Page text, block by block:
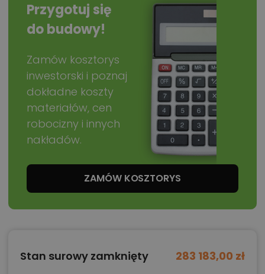
Przygotuj się
do budowy!
Zamów kosztorys
inwestorski i poznaj
dokładne koszty
materiałów, cen
robocizny i innych
nakładów.
ZAMÓW KOSZTORYS
Stan surowy zamknięty 283 183,00 zł